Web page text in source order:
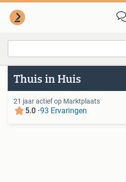
Alle afstanden…
Van deze adverteerder
Thuis in Huis
21 jaar actief op Marktplaats
5.0 ·93 Ervaringen